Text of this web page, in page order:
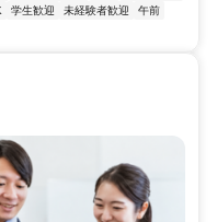
学生歓迎 未経験者歓迎
午前